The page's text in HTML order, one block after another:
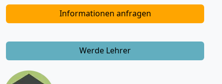
Informationen anfragen
Werde Lehrer